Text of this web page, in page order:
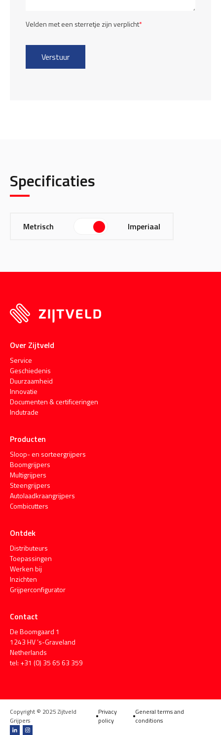
Velden met een sterretje zijn verplicht*
Specificaties
Metrisch Imperiaal
Over Zijtveld
Service
Geschiedenis
Duurzaamheid
Innovatie
Documenten & certificeringen
Indutrade
Producten
Sloop- en sorteergrijpers
Boomgrijpers
Multigrijpers
Steengrijpers
Autolaadkraangrijpers
Combicutters
Ontdek
Distributeurs
Toepassingen
Werken bij
Inzichten
Grijperconfigurator
Contact
De Boomgaard 1
1243 HV ’s-Graveland
Netherlands
tel: +31 (0) 35 65 63 359
Copyright © 2025 Zijtveld
Grijpers
Privacy
policy
General terms and
conditions